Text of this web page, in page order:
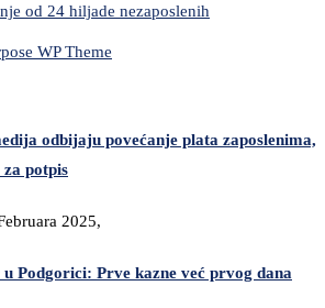
od 24 hiljade nezaposlenih
odbijaju povećanje plata zaposlenima,
potpis
2025,
Podgorici: Prve kazne već prvog dana